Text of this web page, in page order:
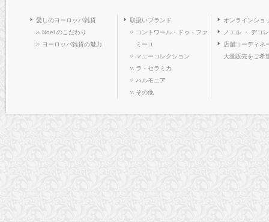
愛しのヨーロッパ雑貨
Noel のこだわり
ヨーロッパ雑貨の魅力
取扱いブランド
コントワール・ドゥ・ファ
ミーユ
マニーコレクション
ラ・セラミカ
ハルモニア
その他
オンラインショ
ノエル ・ デコ
店舗コーディネ
大量販売をご希